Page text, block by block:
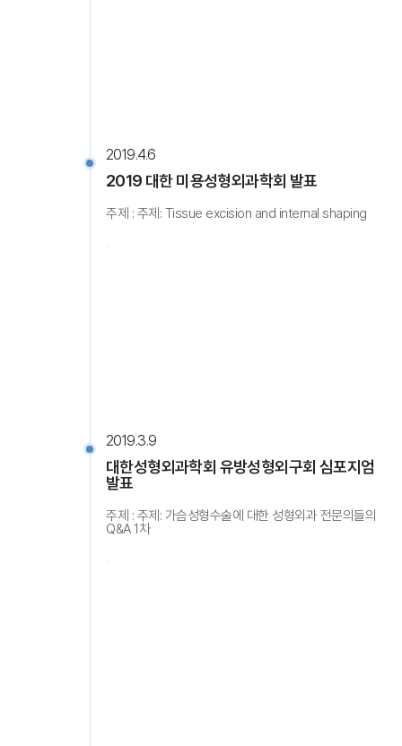
2019.4.6
2019 대한 미용성형외과학회 발표
주제 : 주제: Tissue excision and internal shaping
2019.3.9
대한성형외과학회 유방성형외구회 심포지엄
발표
주제 : 주제: 가슴성형수술에 대한 성형외과 전문의들의
Q&A 1차